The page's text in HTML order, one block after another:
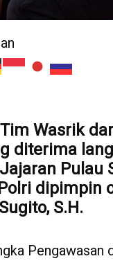
Tim Wasrik
diterima
Pulau
dipimpin
S.H.
Pengawasan